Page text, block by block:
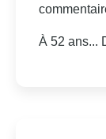
À 52 ans...